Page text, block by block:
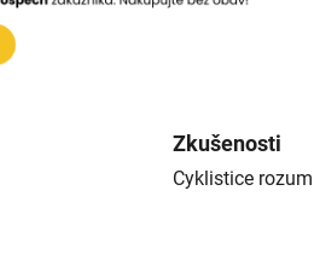
Zkušenosti
Cyklistice